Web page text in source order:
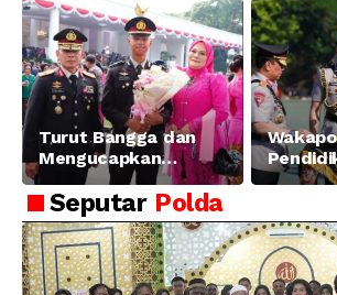
Turut Bangga dan
Mengucapkan
Selamat dan Sukses
Atas Pelantikan
Putra Brigjen Pol Drs,
A.M Kamal. Sebagai
Perwira Polri Lulusan
AKPOL 2026
Akpol
kepada
Seputar Polda